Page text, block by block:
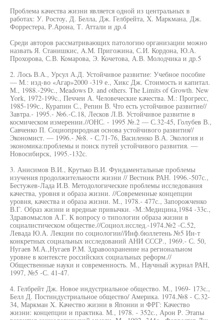
Проблема качества жизни является одной из центральных в
работах: У. Ростоу, Д. Белла, Дж. Гелбрейта, X. Маркмана, Дж.
Форрестера, Р.Арона, Т. Аттали и др.4
Среди авторов рассматривающих патологию организации можно
назвать Я. Станишкис, A.M. Пригожина, С.И. Кордона, Ю.А.
Прохорова, С.В. Комарова, Э. Кочетова, А.В. Молодчика и др.5
2. Лось В.А., Урсул А.Д. Устойчивое развитие: Учебное пособие
— М.: изд-во «Агар»2000 -319 е., Хикс Дж. Стоимость и капитал.
М., 1988.-299с., Meadows D. and others. The Limits of Growth. New
York, 1972-199c., Печчеи А. Человеческие качества. M.: Прогресс,
1985-199с., Курапин С., Репин В. Что есть устойчивое развитие//
Завтра.- 1995.- №6.-С.18, Лесков Л.В. Устойчивое развитие в
космическом измерении.//ОНС. - 1995 №.2 — С.32-45, Голубев В.,
Савченко П. Социоприродная основа устойчивого развития//
Экономист. — 1996.- №8. - С.71-76, Василенко В.А. Экология и
экономика:проблемы и поиск путей устойчивого развития. —
Новосибирск, 1995.-132с.
3. Анисимов В.И., Крутько В.И. Фундаментальные проблемы
изучения продолжительности жизни // Вестник РАН. 1996.-507с.,
Бестужев-Лада И.В. Методологические проблемы исследования
качества, уровня и образа жизни. //Современные концепции
уровня, качества и образа жизни. М., 1978.- 477с., Запорожченко
В.Г. Образ жизни и вредные привычки. -М.:Медицина,1984 -33с.,
Здравомыслов А.Г. К вопросу о типологии образа жизни в
социалистическом обществе.//Социол.исслед.-1974.№2 -С.52,
Левада Ю.А. Лекции по социологии//Инф.бюллетень №5 Ин-т
конкретных социальных исследований АНИ СССР., 1969.- С. 50,
Нугаев М.А.,Нугаев P.M. Здравоохранение на региональном
уровне в контексте российских социальных реформ.//
Общественные науки и современность. М., Научный журнал РАН,
1997, №5 -С. 41-47.
4. Гелбрейт Дж. Новое индустриальное общество. М., 1969- 173с.,
Белл Д. Постиндустриальное общество/ Америка. 1974.№8 - С.32-
34, Маркман X. Качество жизни в Японии и ФРГ: Качество
жизни: концепции и практика. М., 1978. - 352с., Арон Р. Этапы